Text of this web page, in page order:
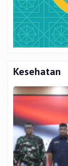
Kesehatan